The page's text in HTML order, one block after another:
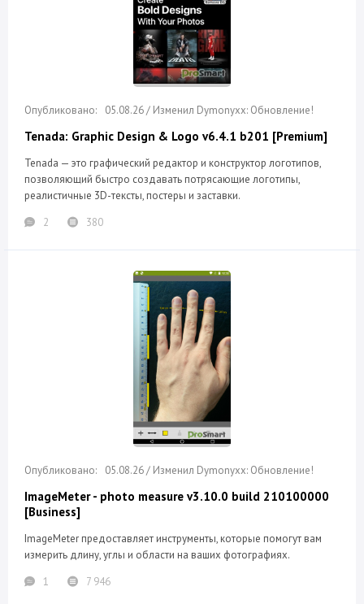
05.08.26 / Изменил Dymonyxx: Обновление!
Tenada: Graphic Design & Logo v6.4.1 b201 [Premium]
Tenada — это графический редактор и конструктор логотипов,
позволяющий быстро создавать потрясающие логотипы,
реалистичные 3D-тексты, постеры и заставки.
2
380
05.08.26 / Изменил Dymonyxx: Обновление!
ImageMeter - photo measure v3.10.0 build 210100000
[Business]
ImageMeter предоставляет инструменты, которые помогут вам
измерить длину, углы и области на ваших фотографиях.
1
7 946